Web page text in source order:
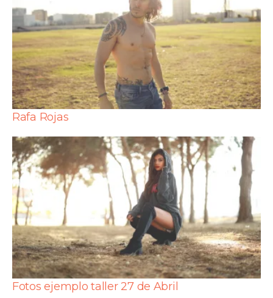
Rafa Rojas
Fotos ejemplo taller 27 de Abril